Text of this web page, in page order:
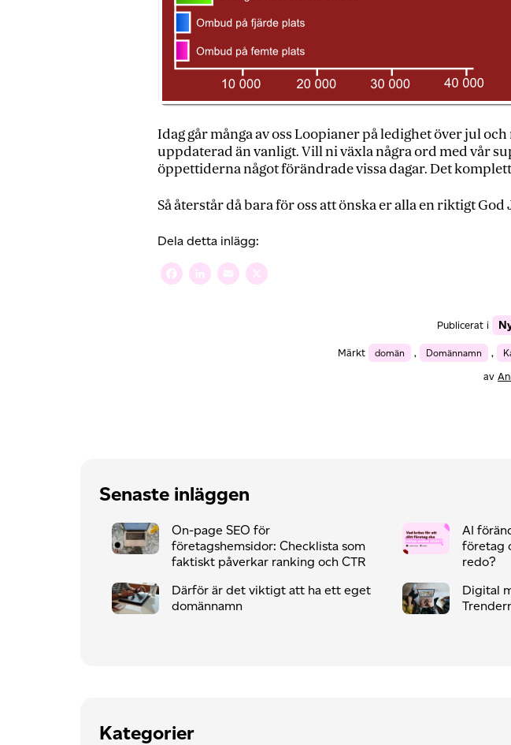
Idag går många av oss Loopianer på ledighet över jul
uppdaterad än vanligt. Vill ni växla några ord med vår
öppettiderna något förändrade vissa dagar. Det
Så återstår då bara för oss att önska er alla en riktigt
Dela detta inlägg:
Facebook
LinkedIn
Email
Publicerat i
Märkt domän , Domännamn ,
av
Senaste inläggen
On-page SEO för
företagshemsidor: Checklista som
faktiskt påverkar ranking och CTR
Därför är det viktigt att ha ett eget
domännamn
AI
företag
redo?
Digital
Kategorier